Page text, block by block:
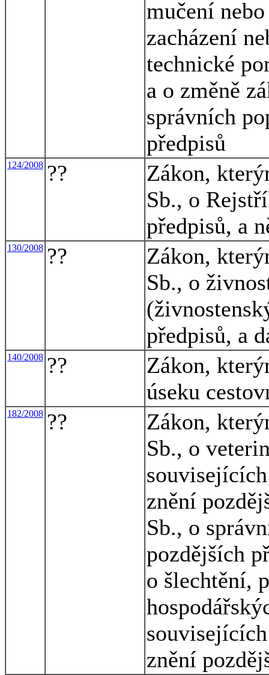
mučení
zacházení
technické
a o změně
správních
předpisů
124/2008 ??
Zákon,
Sb., o
předpisů, a
130/2008 ??
Zákon,
Sb., o
předpisů, a
140/2008 ??
Zákon,
úseku
182/2008 ??
Zákon,
Sb., o
znění
Sb., o
pozdějších
o šlechtění,
znění